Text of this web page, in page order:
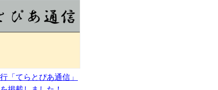
「てらとぴあ通信」